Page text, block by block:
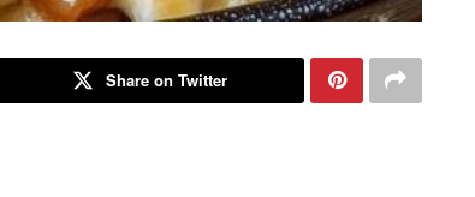
Share on Twitter